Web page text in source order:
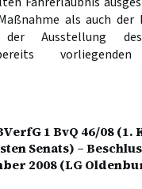
als auch der
Ausstellung
vorliegenden
1 BvQ 46/08 (1.
Senats) –
2008 (LG